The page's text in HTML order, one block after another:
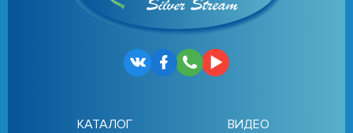
КАТАЛОГ
ВИДЕО